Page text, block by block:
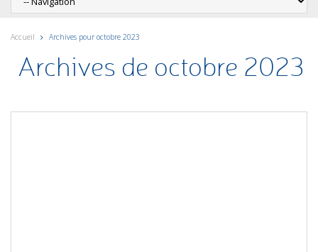
Accueil Archives pour octobre 2023
Archives de octobre 2023